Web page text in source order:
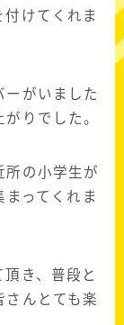
けてくれま
がいました
りでした。
所の小学生が
まってくれま
き、普段と
さんとても楽